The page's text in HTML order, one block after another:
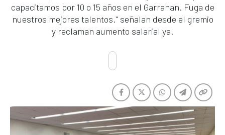
capacitamos por 10 o 15 años en el Garrahan. Fuga de
nuestros mejores talentos." señalan desde el gremio
y reclaman aumento salarial ya.